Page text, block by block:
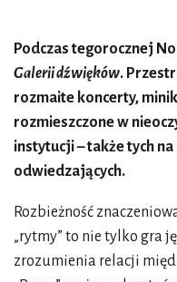
Podczas tegorocznej
Galerii dźwięków.
rozmaite koncerty,
rozmieszczone w
instytucji – także tych
odwiedzających.
Rozbieżność
„rytmy” to nie tylko gra
zrozumienia relacji